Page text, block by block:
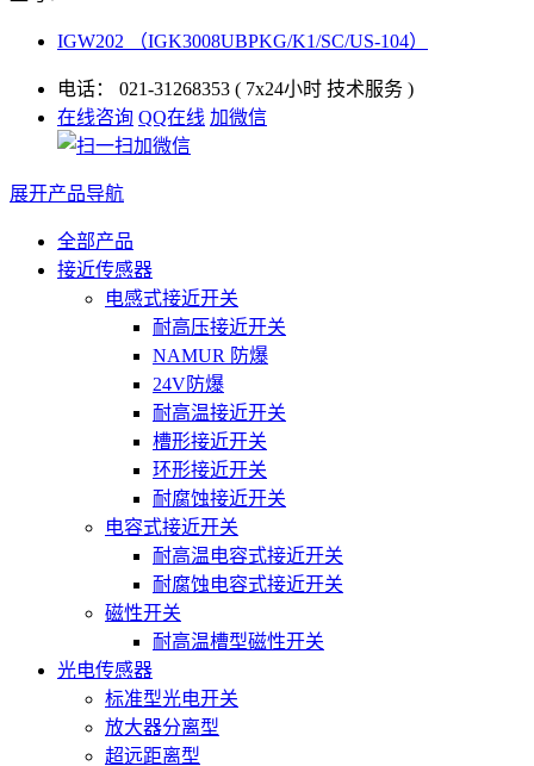
IGW202 （IGK3008UBPKG/K1/SC/US-104）
电话： 021-31268353 ( 7x24小时 技术服务 )
在线咨询 QQ在线 加微信
展开产品导航
全部产品
接近传感器
电感式接近开关
耐高压接近开关
NAMUR 防爆
24V防爆
耐高温接近开关
槽形接近开关
环形接近开关
耐腐蚀接近开关
电容式接近开关
耐高温电容式接近开关
耐腐蚀电容式接近开关
磁性开关
耐高温槽型磁性开关
光电传感器
标准型光电开关
放大器分离型
超远距离型